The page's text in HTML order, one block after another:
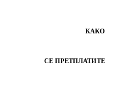
КАКО
СЕ ПРЕТПЛАТИТЕ